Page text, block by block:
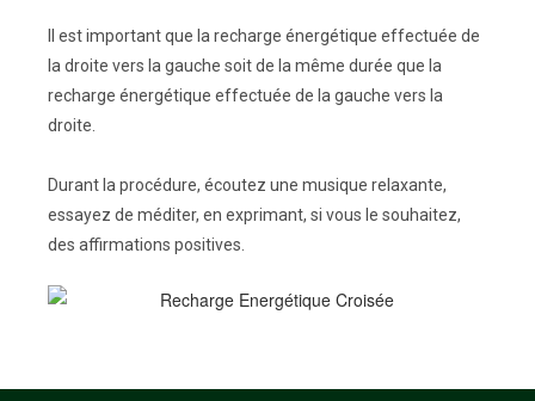
Il est important que la recharge énergétique effectuée de
la droite vers la gauche soit de la même durée que la
recharge énergétique effectuée de la gauche vers la
droite.
Durant la procédure, écoutez une musique relaxante,
essayez de méditer, en exprimant, si vous le souhaitez,
des affirmations positives.